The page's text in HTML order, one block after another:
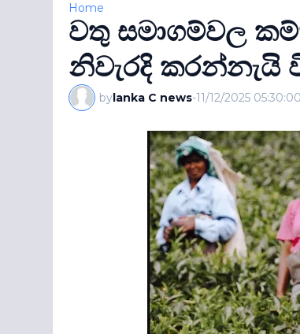
Home
වතු සමාගම්වල
නිවැරදි කරන්නැයි
bylanka C news-11/12/2025